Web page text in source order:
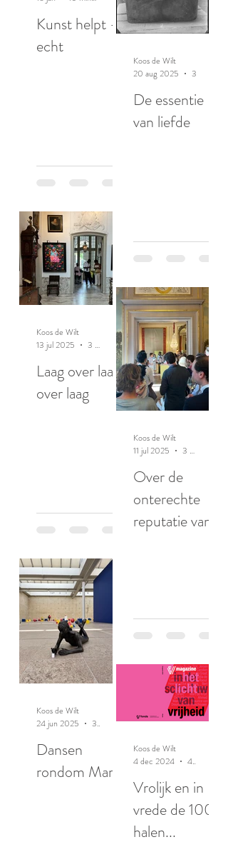
Kunst helpt -
echt
De essentie
van liefde
Koos de Wilt
20 aug 2025
Laag over laag
over laag
Koos de Wilt
13 jul 2025
3 minuten om te lezen
Over de
onterechte
reputatie van
Koos de Wilt
11 jul 2025
3 minuten om te lezen
Dansen
rondom Maria
Koos de Wilt
24 jun 2025
3 minuten om te lezen
Vrolijk en in
vrede de 100
halen...
Koos de Wilt
4 dec 2024
4 minuten om te lezen